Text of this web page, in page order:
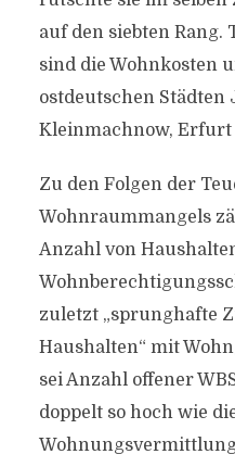
auf den siebten Rang.
sind die Wohnkosten
ostdeutschen Städten
Kleinmachnow, Erfurt
Zu den Folgen der
Wohnraummangels
Anzahl von
zuletzt „sprunghafte
Haushalten“ mit
sei Anzahl offener
doppelt so hoch wie